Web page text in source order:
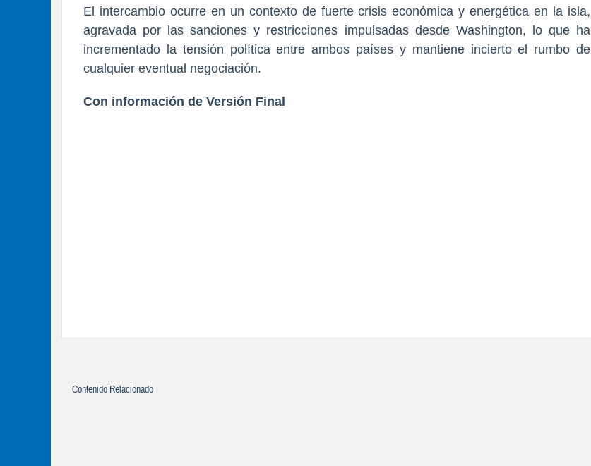
El intercambio ocurre en un contexto de fuerte crisis económica y energética en la isla,
agravada por las sanciones y restricciones impulsadas desde Washington, lo que ha
incrementado la tensión política entre ambos países y mantiene incierto el rumbo de
cualquier eventual negociación.
Con información de Versión Final
Contenido Relacionado